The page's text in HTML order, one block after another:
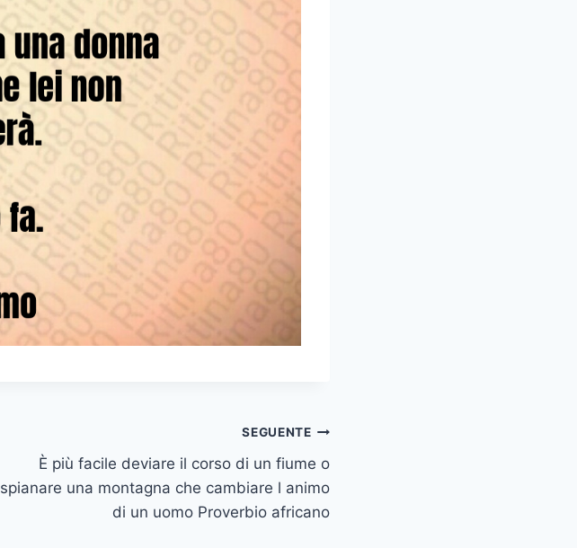
SEGUENTE
È più facile deviare il corso di un fiume o
spianare una montagna che cambiare l animo
di un uomo Proverbio africano